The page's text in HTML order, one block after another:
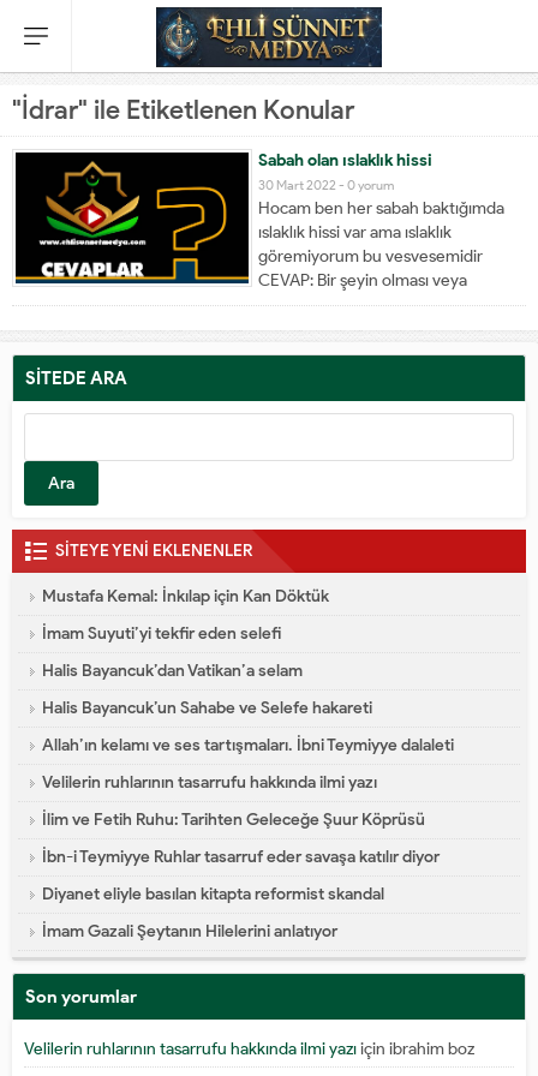
"İdrar" ile Etiketlenen Konular
Sabah olan ıslaklık hissi
30 Mart 2022 - 0 yorum
Hocam ben her sabah baktığımda
ıslaklık hissi var ama ıslaklık
göremiyorum bu vesvesemidir
CEVAP: Bir şeyin olması veya
olmaması hisle değil de somut olarak
alametleriyle belirlenir. Buna göre
şayet ıslaklık ve kurumuş alametleri
yapmamak gerek.
SİTEDE ARA
SİTEYE YENİ EKLENENLER
Mustafa Kemal: İnkılap için Kan Döktük
İmam Suyuti’yi tekfir eden selefi
Halis Bayancuk’dan Vatikan’a selam
Halis Bayancuk’un Sahabe ve Selefe hakareti
Allah’ın kelamı ve ses tartışmaları. İbni Teymiyye dalaleti
Velilerin ruhlarının tasarrufu hakkında ilmi yazı
İlim ve Fetih Ruhu: Tarihten Geleceğe Şuur Köprüsü
İbn-i Teymiyye Ruhlar tasarruf eder savaşa katılır diyor
Diyanet eliyle basılan kitapta reformist skandal
İmam Gazali Şeytanın Hilelerini anlatıyor
Son yorumlar
Velilerin ruhlarının tasarrufu hakkında ilmi yazıiçin ibrahim boz